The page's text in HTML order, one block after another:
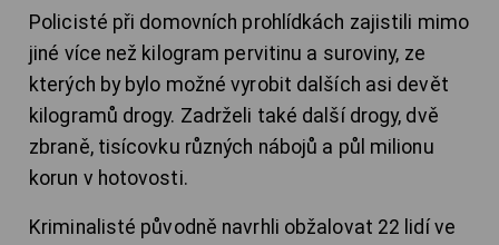
Policisté při domovních prohlídkách zajistili mimo
jiné více než kilogram pervitinu a suroviny, ze
kterých by bylo možné vyrobit dalších asi devět
kilogramů drogy. Zadrželi také další drogy, dvě
zbraně, tisícovku různých nábojů a půl milionu
korun v hotovosti.
Kriminalisté původně navrhli obžalovat 22 lidí ve